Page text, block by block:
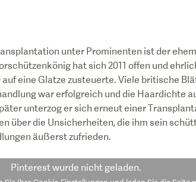
unter Prominenten ist der
hat sich 2011 offen und
eine Glatze zusteuerte. Viele britische
war erfolgreich und die Haardichte
unterzog er sich erneut einer
über die Unsicherheiten, die ihm sein
äußerst zufrieden.
Pinterestwurde nicht geladen.